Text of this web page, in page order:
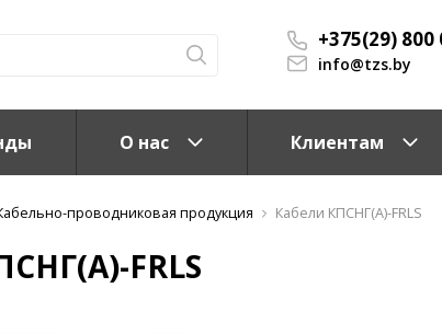
+375(29) 800
info@tzs.by
О нас Клиентам
проводниковая продукция Кабели КПСНГ(A)-FRLS
FRLS